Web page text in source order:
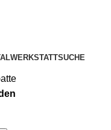
WERKSTATTSUCHE